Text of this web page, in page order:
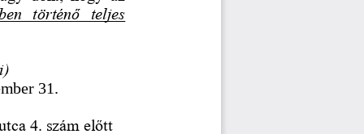
történő  teljes
31.
4. szám előtt